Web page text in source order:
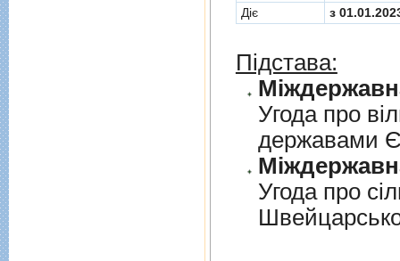
Діє
з
Підстава:
Угода про
державами
Угода про